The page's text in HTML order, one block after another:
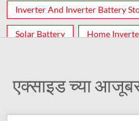
Inverter And Inverter Battery
Solar Battery Home
एक्साइड च्या